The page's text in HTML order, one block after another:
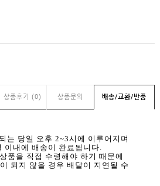
상품후기 (0) 상품문의 배송/교환/반품
는 당일 오후 2~3시에 이루어지며
이내에 배송이 완료됩니다.
품을 직접 수령해야 하기 때문에
되지 않을 경우 배달이 지연될 수